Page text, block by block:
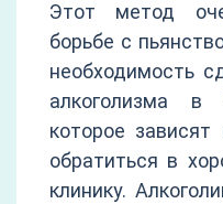
Этот метод
борьбе с
необходимость
алкоголизма
которое
обратиться в
клинику.